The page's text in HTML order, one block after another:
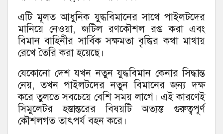
এটি মূলত আধুনিক যুদ্ধবিমানের সাথে পাইলটদের
মানিয়ে নেওয়া, জটিল রণকৌশল রপ্ত করা এবং
বিমান বাহিনীর সার্বিক সক্ষমতা বৃদ্ধির কথা মাথায়
রেখে তৈরি করা হয়েছে।
যেকোনো দেশ যখন নতুন যুদ্ধবিমান কেনার সিদ্ধান্ত
নেয়, তখন পাইলটদের নতুন বিমানের জন্য দক্ষ
করে তুলতে সবচেয়ে বেশি সময় লাগে। এই কারণেই
সিমুলেটর হস্তান্তরের বিষয়টি অত্যন্ত গুরুত্বপূর্ণ
কৌশলগত তাৎপর্য বহন করে।